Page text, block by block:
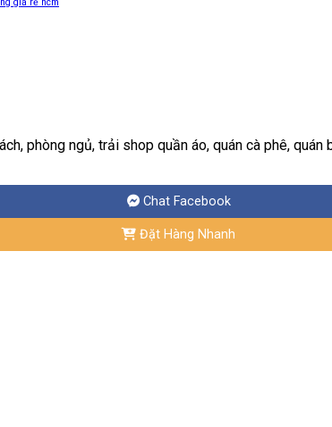
phòng ngủ, trải shop quần áo, quán cà phê, quán
Chat Facebook
Đặt Hàng Nhanh